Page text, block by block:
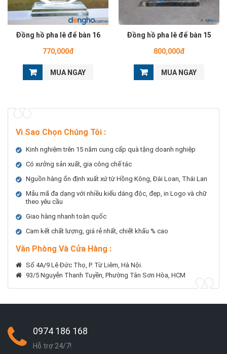
Đồng hồ pha lê để bàn 16
770,000đ
MUA NGAY
Đồng hồ pha lê để bàn 15
800,000đ
MUA NGAY
Vì Sao Chọn Chúng Tôi :
Kinh nghiệm trên 15 năm cung cấp quà tặng doanh nghiệp
Có xưởng sản xuất, gia công chế tác
Nguồn hàng ổn định xuất xứ từ Hồng Kông, Đài Loan, Thái Lan
Mẫu mã đa dạng với nhiều kiểu dáng độc, đẹp, in Logo và chữ
theo yêu cầu
Giao hàng nhanh toàn quốc
Cam kết chất lượng, giá rẻ nhất, chiết khấu % cao
Văn Phòng Và Cửa Hàng :
Số 4A/9 Lê Đức Thọ, P. Từ Liêm, Hà Nội.
93/5 Nguyễn Thanh Tuyền, Phường Tân Sơn Hòa, HCM
0974 186 168
Hỗ trợ 24/7!